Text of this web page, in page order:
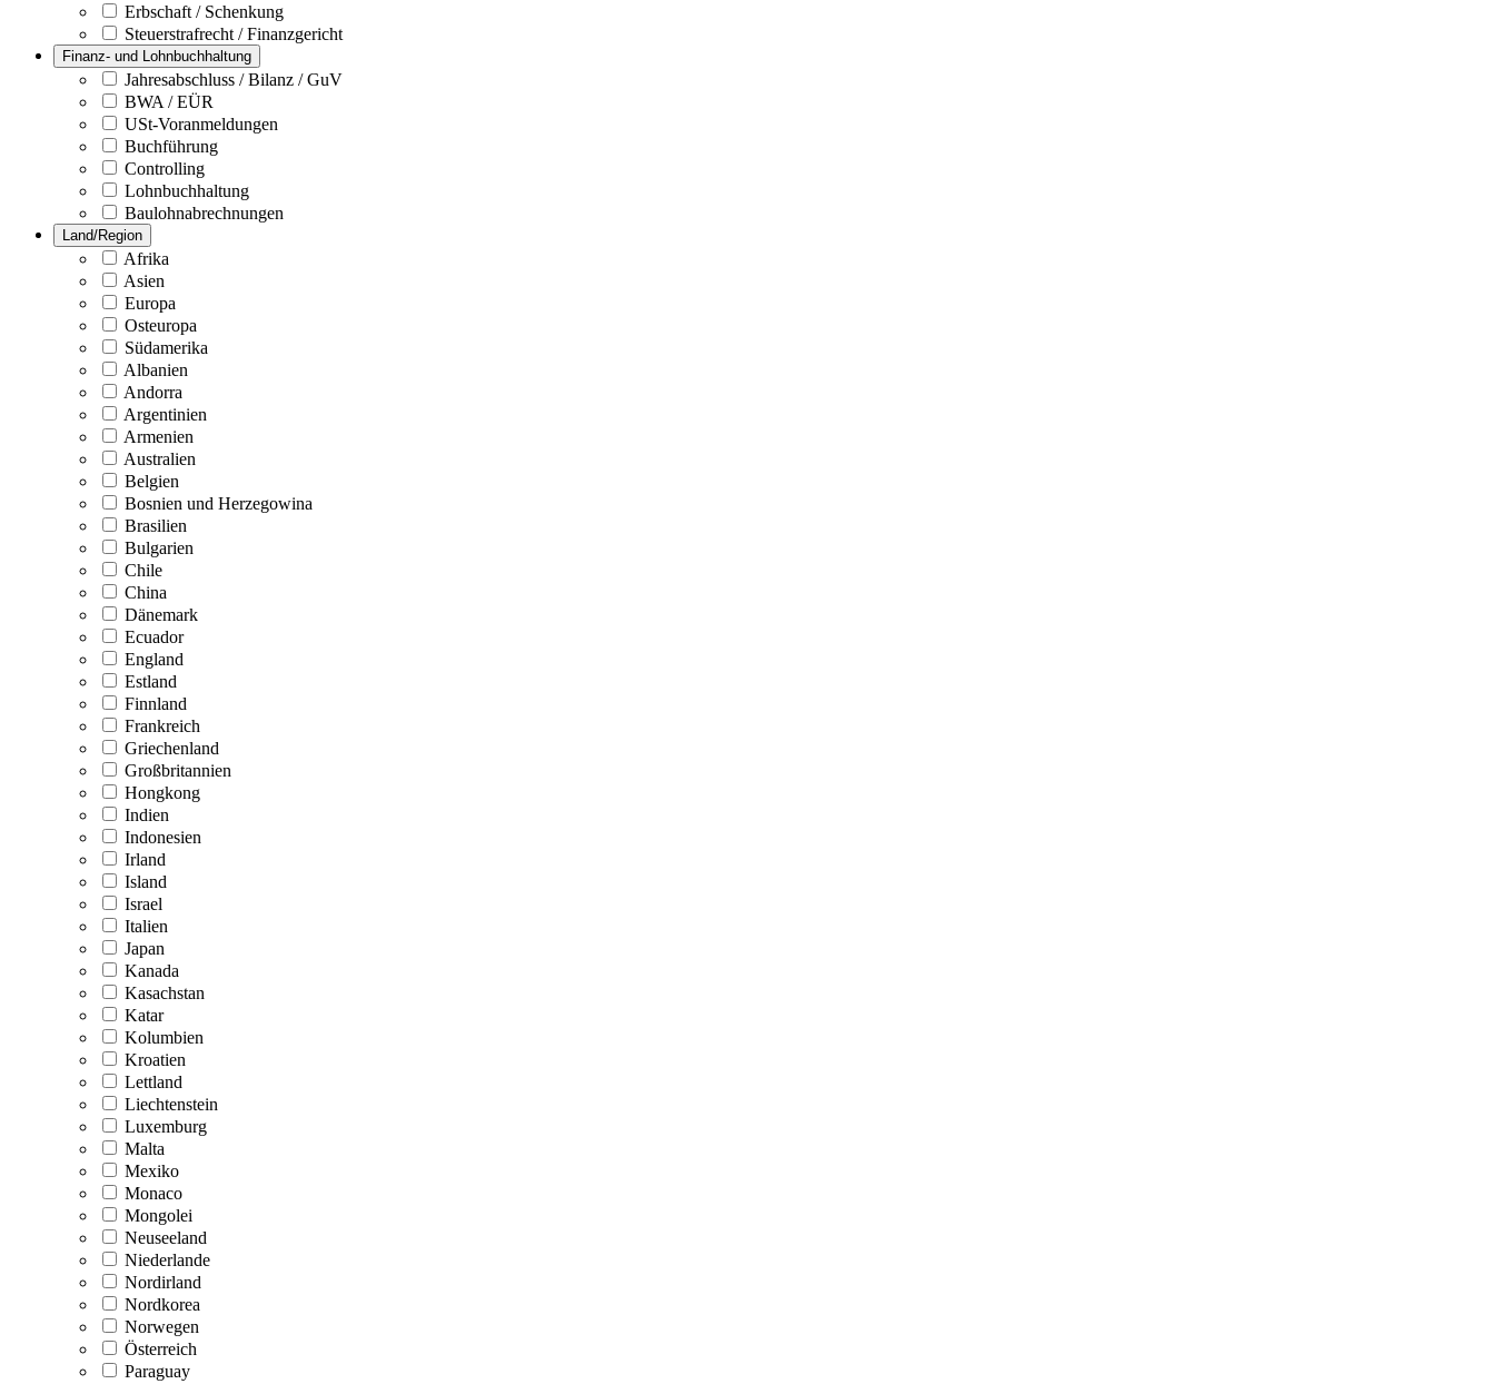
Erbschaft / Schenkung
Steuerstrafrecht / Finanzgericht
Finanz- und Lohnbuchhaltung
Jahresabschluss / Bilanz / GuV
BWA / EÜR
USt-Voranmeldungen
Buchführung
Controlling
Lohnbuchhaltung
Baulohnabrechnungen
Land/Region
Afrika
Asien
Europa
Osteuropa
Südamerika
Albanien
Andorra
Argentinien
Armenien
Australien
Belgien
Bosnien und Herzegowina
Brasilien
Bulgarien
Chile
China
Dänemark
Ecuador
England
Estland
Finnland
Frankreich
Griechenland
Großbritannien
Hongkong
Indien
Indonesien
Irland
Island
Israel
Italien
Japan
Kanada
Kasachstan
Katar
Kolumbien
Kroatien
Lettland
Liechtenstein
Luxemburg
Malta
Mexiko
Monaco
Mongolei
Neuseeland
Niederlande
Nordirland
Nordkorea
Norwegen
Österreich
Paraguay